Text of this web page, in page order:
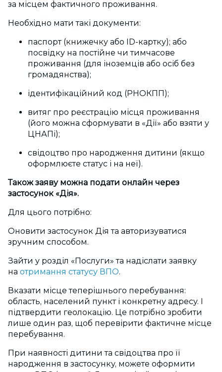
за місцем фактичного проживання.
Необхідно мати такі документи:
паспорт (книжечку або ID-картку); або
посвідку на постійне чи тимчасове
проживання (для іноземців або осіб без
громадянства);
ідентифікаційний код (РНОКПП);
витяг про реєстрацію місця проживання
(його можна сформувати в «Дії» або взяти у
ЦНАПі);
свідоцтво про народження дитини (якщо
оформлюєте статус і на неї).
Також заяву можна подати онлайн через
застосунок «Дія».
Для цього потрібно:
Оновити застосунок Дія та авторизуватися
зручним способом.
Зайти у розділ «Послуги» та надіслати заявку
на отримання статусу ВПО.
Вказати місце теперішнього перебування:
область, населений пункт і конкретну адресу. І
підтвердити геолокацію. Це потрібно зробити
лише один раз, щоб перевірити фактичне місце
перебування.
При наявності дитини та свідоцтва про її
народження в застосунку, можете оформити